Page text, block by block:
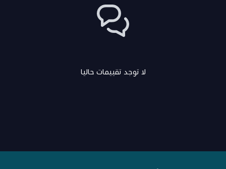
لا توجد تقييمات حاليا